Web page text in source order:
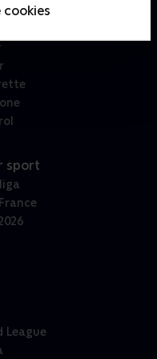
cookies
sport
League